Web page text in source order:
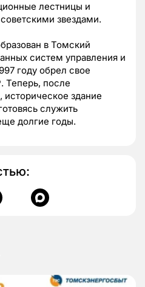
лестницы и
звездами.
в Томский
систем управления и
году обрел свое
после
историческое здание
служить
долгие годы.